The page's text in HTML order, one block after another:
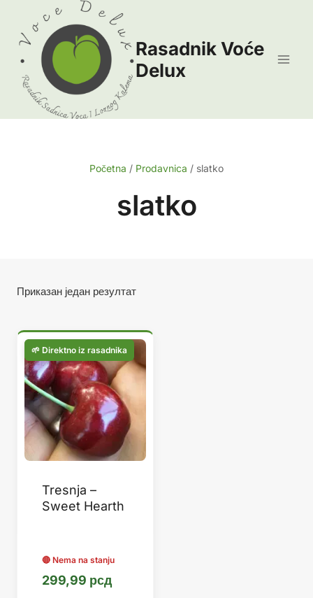
content
Rasadnik Voće
Delux
Početna / Prodavnica / slatko
slatko
Приказан један резултат
Tresnja –
Sweet Hearth
299,99 рсд